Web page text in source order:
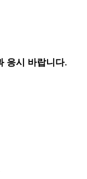
응시 바랍니다.